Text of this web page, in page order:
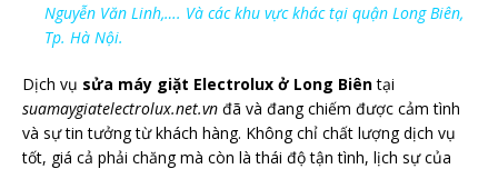
Nguyễn Văn Linh,…. Và các khu vực khác tại quận Long Biên,
Tp. Hà Nội.
Dịch vụ sửa máy giặt Electrolux ở Long Biêntại
suamaygiatelectrolux.net.vn đã và đang chiếm được cảm tình
và sự tin tưởng từ khách hàng. Không chỉ chất lượng dịch vụ
tốt, giá cả phải chăng mà còn là thái độ tận tình, lịch sự của